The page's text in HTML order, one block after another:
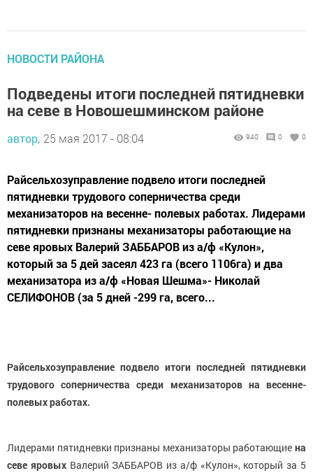
НОВОСТИ РАЙОНА
Подведены итоги последней пятидневки
на севе в Новошешминском районе
автор, 25 мая 2017 - 08:04 940 0 0
Райсельхозуправление подвело итоги последней
пятидневки трудового соперничества среди
механизаторов на весенне- полевых работах. Лидерами
пятидневки признаны механизаторы работающие на
севе яровых Валерий ЗАББАРОВ из а/ф «Кулон»,
который за 5 дей засеял 423 га (всего 1106га) и два
механизатора из а/ф «Новая Шешма»- Николай
СЕЛИФОНОВ (за 5 дней -299 га, всего...
Райсельхозуправление подвело итоги последней пятидневки
трудового соперничества среди механизаторов на весенне-
полевых работах.
Лидерами пятидневки признаны механизаторы работающие на
севе яровыхВалерий ЗАББАРОВ из а/ф «Кулон», который за 5